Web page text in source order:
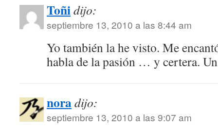
Toñidijo:
septiembre 13, 2010 a las 8:44 am
Yo también la he visto. Me
habla de la pasión … y certera.
noradijo:
septiembre 13, 2010 a las 9:07 am